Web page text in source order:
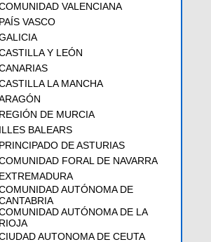
VALENCIANA
PAÍS VASCO
Y LEÓN
LA MANCHA
REGIÓN DE MURCIA
ILLES BALEARS
PRINCIPADO DE ASTURIAS
FORAL DE NAVARRA
EXTREMADURA
AUTÓNOMA DE
AUTÓNOMA DE LA
RIOJA
AUTONOMA DE CEUTA